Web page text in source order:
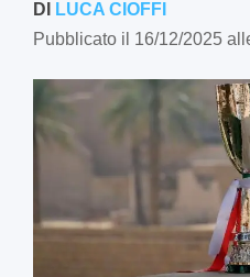
DI LUCA CIOFFI
Pubblicato il 16/12/2025